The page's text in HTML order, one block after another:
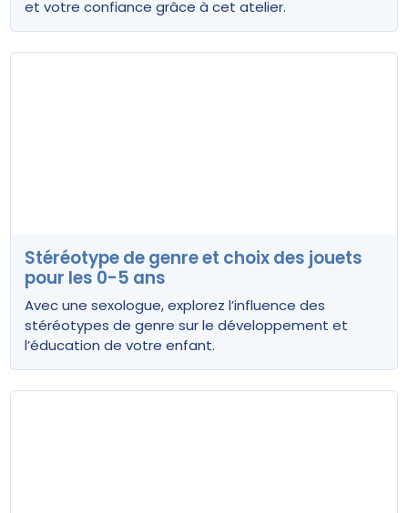
et votre confiance grâce à cet atelier.
Stéréotype de genre et choix des jouets
pour les 0-5 ans
Avec une sexologue, explorez l’influence des
stéréotypes de genre sur le développement et
l’éducation de votre enfant.